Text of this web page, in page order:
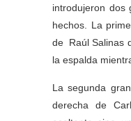
introdujeron dos
hechos. La
de Raúl Salinas
la espalda
La segunda
derecha de